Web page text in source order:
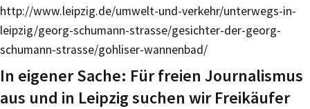
http://www.leipzig.de/umwelt-und-verkehr/unterwegs-in-
leipzig/georg-schumann-strasse/gesichter-der-georg-
schumann-strasse/gohliser-wannenbad/
In eigener Sache: Für freien Journalismus
aus und in Leipzig suchen wir Freikäufer